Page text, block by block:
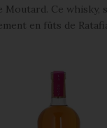
Moutard. Ce whisky,
en fûts de